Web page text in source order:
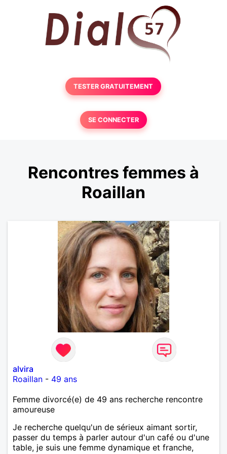
TESTER GRATUITEMENT
SE CONNECTER
Rencontres femmes à
Roaillan
alvira
Roaillan - 49 ans
Femme divorcé(e) de 49 ans recherche rencontre
amoureuse
Je recherche quelqu'un de sérieux aimant sortir,
passer du temps à parler autour d'un café ou d'une
table, je suis une femme dynamique et franche,